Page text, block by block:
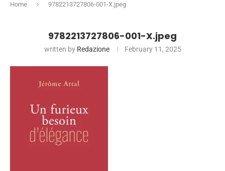
Home 9782213727806-001-X.jpeg
9782213727806-001-X.jpeg
written by Redazione February 11, 2025